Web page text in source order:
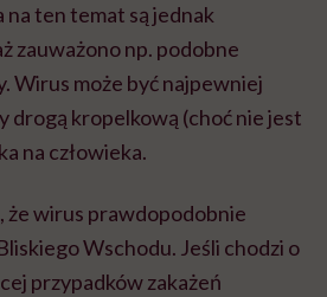
ten temat są jednak
zauważono np. podobne
Wirus może być najpewniej
drogą kropelkową (choć nie jest
na człowieka.
że wirus prawdopodobnie
Wschodu. Jeśli chodzi o
przypadków zakażeń